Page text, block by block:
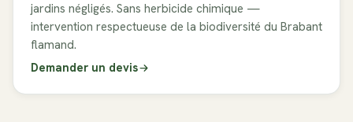
jardins négligés. Sans herbicide chimique —
intervention respectueuse de la biodiversité du Brabant
flamand.
Demander un devis